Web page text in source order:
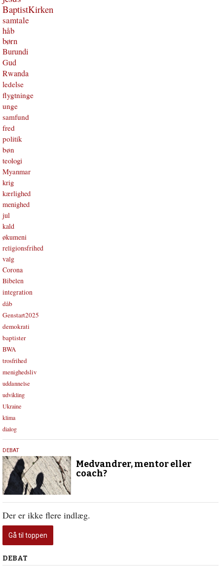
BaptistKirken
samtale
håb
børn
Burundi
Gud
Rwanda
ledelse
flygtninge
unge
samfund
fred
politik
bøn
teologi
Myanmar
krig
kærlighed
menighed
jul
kald
økumeni
religionsfrihed
valg
Corona
Bibelen
integration
dåb
Genstart2025
demokrati
baptister
BWA
trosfrihed
menighedsliv
uddannelse
udvikling
Ukraine
klima
dialog
16.
maj
2022
DEBAT
Medvandrer, mentor eller
coach?
Der er ikke flere indlæg.
Gå til toppen
Debat
DEBAT